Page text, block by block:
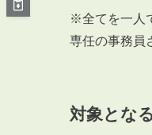
アパートの大
※全てを一人
専任の事務員
対象とな